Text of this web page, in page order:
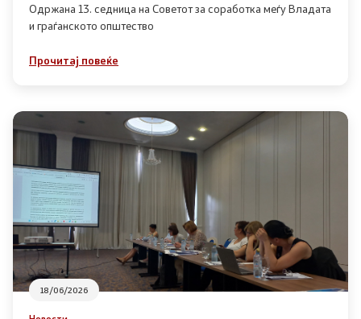
Контакт
Контакт
Линкови
Изјава за пристапност
Со еден клик до сите услуги
Одржана 13. седница на Советот за соработка меѓу Владата
и граѓанското општество
Прочитај повеќе
18/06/2026